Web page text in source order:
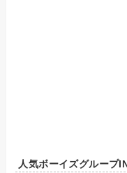
人気ボーイズグループ